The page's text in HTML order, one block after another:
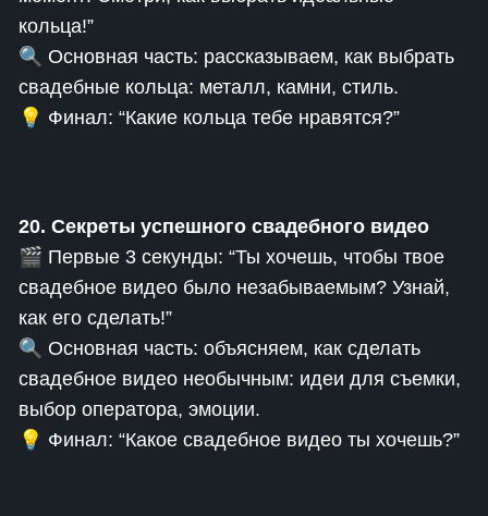
кольца!”
🔍 Основная часть: рассказываем, как выбрать
свадебные кольца: металл, камни, стиль.
💡 Финал: “Какие кольца тебе нравятся?”
20. Секреты успешного свадебного видео
🎬 Первые 3 секунды: “Ты хочешь, чтобы твое
свадебное видео было незабываемым? Узнай,
как его сделать!”
🔍 Основная часть: объясняем, как сделать
свадебное видео необычным: идеи для съемки,
выбор оператора, эмоции.
💡 Финал: “Какое свадебное видео ты хочешь?”